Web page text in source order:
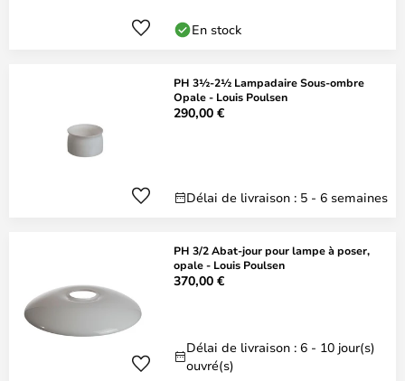
En stock
PH 3½-2½ Lampadaire Sous-ombre
Opale - Louis Poulsen
290,00 €
Délai de livraison : 5 - 6 semaines
PH 3/2 Abat-jour pour lampe à poser,
opale - Louis Poulsen
370,00 €
Délai de livraison : 6 - 10 jour(s)
ouvré(s)